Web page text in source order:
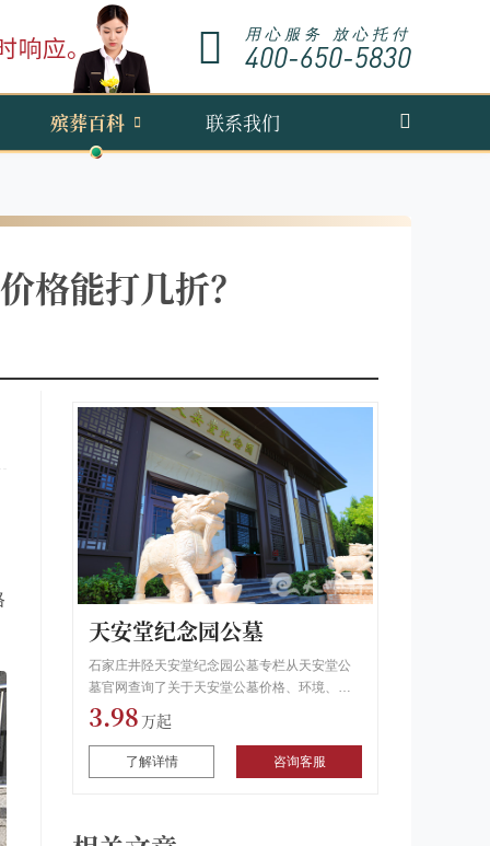
用心服务 放心托付
400-650-5830
殡葬百科 联系我们
格能打几折？
天安堂纪念园公墓
石家庄井陉天安堂纪念园公墓专栏从天安堂公
墓官网查询了关于天安堂公墓价格、环境、地
址及行车路线,用户可以通过拨打专栏电话了解
天安堂公墓怎么样和生态葬信息.
3.98
了解详情 咨询客服